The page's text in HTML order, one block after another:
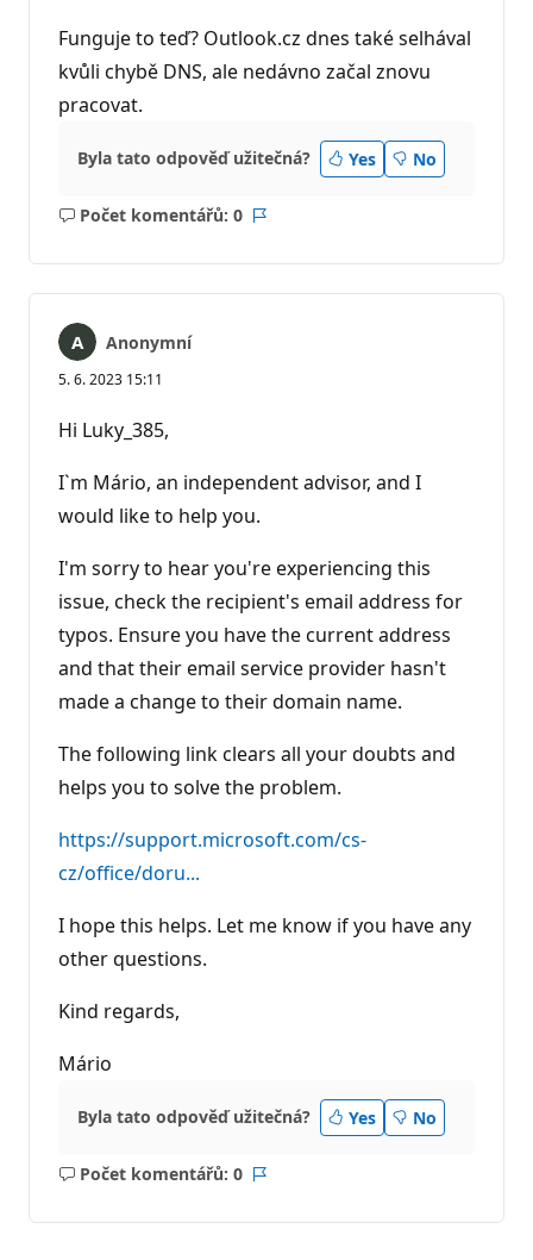
d
Funguje to teď? Outlook.cz dnes také selhával
kvůli chybě DNS, ale nedávno začal znovu
pracovat.
Byla tato odpověď užitečná? Yes No
Počet komentářů: 0
Žádné
Anonymní
5. 6. 2023 15:11
Hi Luky_385,
I`m Mário, an independent advisor, and I
would like to help you.
I'm sorry to hear you're experiencing this
issue, check the recipient's email address for
typos. Ensure you have the current address
and that their email service provider hasn't
made a change to their domain name.
The following link clears all your doubts and
helps you to solve the problem.
https://support.microsoft.com/cs-
cz/office/doru...
I hope this helps. Let me know if you have any
other questions.
Kind regards,
Mário
Byla tato odpověď užitečná? Yes No
Počet komentářů: 0
Žádné